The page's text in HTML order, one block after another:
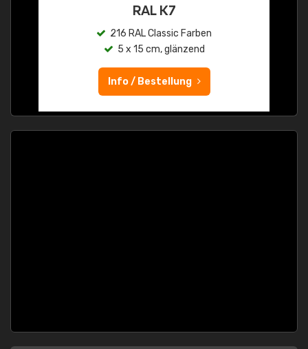
RAL K7
216 RAL Classic Farben
5 x 15 cm, glänzend
Info / Bestellung